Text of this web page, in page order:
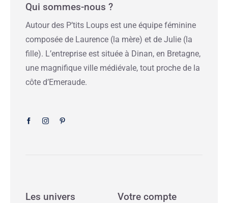
Qui sommes-nous ?
Autour des P’tits Loups est une équipe féminine
composée de Laurence (la mère) et de Julie (la
fille). L’entreprise est située à Dinan, en Bretagne,
une magnifique ville médiévale, tout proche de la
côte d’Emeraude.
Les univers Votre compte